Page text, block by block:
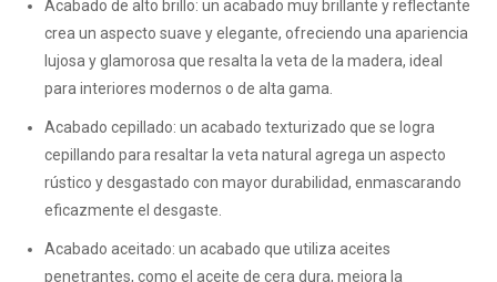
Acabado de alto brillo: un acabado muy brillante y reflectante
crea un aspecto suave y elegante, ofreciendo una apariencia
lujosa y glamorosa que resalta la veta de la madera, ideal
para interiores modernos o de alta gama.
Acabado cepillado: un acabado texturizado que se logra
cepillando para resaltar la veta natural agrega un aspecto
rústico y desgastado con mayor durabilidad, enmascarando
eficazmente el desgaste.
Acabado aceitado: un acabado que utiliza aceites
penetrantes, como el aceite de cera dura, mejora la